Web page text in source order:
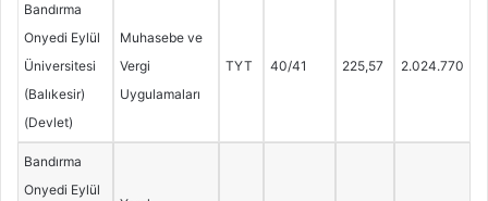
Bandırma
Onyedi Eylül
Üniversitesi
(Balıkesir)
(Devlet)
Muhasebe ve
Vergi
Uygulamaları
TYT 40/41 225,57 2.024.770
Bandırma
Onyedi Eylül